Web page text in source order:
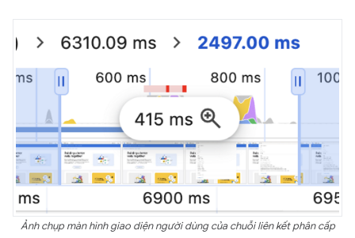
Ảnh chụp màn hình giao diện người dùng của chuỗi liên kết phân cấp